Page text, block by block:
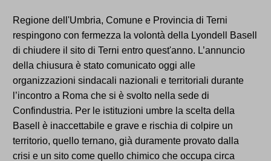
Regione dell'Umbria, Comune e Provincia di Terni
respingono con fermezza la volontà della Lyondell Basell
di chiudere il sito di Terni entro quest'anno. L’annuncio
della chiusura è stato comunicato oggi alle
organizzazioni sindacali nazionali e territoriali durante
l’incontro a Roma che si è svolto nella sede di
Confindustria. Per le istituzioni umbre la scelta della
Basell è inaccettabile e grave e rischia di colpire un
territorio, quello ternano, già duramente provato dalla
crisi e un sito come quello chimico che occupa circa